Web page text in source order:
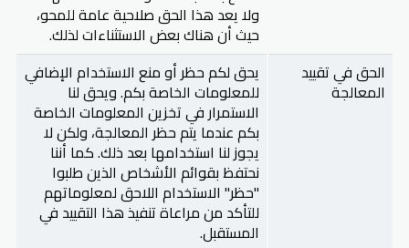
ولا يعد هذا الحق صلاحية عامة للمحو،
حيث أن هناك بعض الاستثناءات لذلك.
الحق في تقييد
المعالجة
يحق لكم حظر أو منع الاستخدام الإضافي
للمعلومات الخاصة بكم. ويحق لنا
الاستمرار في تخزين المعلومات الخاصة
بكم عندما يتم حظر المعالجة، ولكن لا
يجوز لنا استخدامها بعد ذلك. كما أننا
نحتفظ بقوائم الأشخاص الذين طلبوا
"حظر" الاستخدام اللاحق لمعلوماتهم
للتأكد من مراعاة تنفيذ هذا التقييد في
المستقبل.